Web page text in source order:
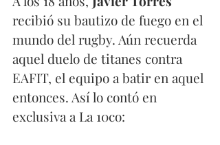
recibió su bautizo de fuego en el
mundo del rugby. Aún recuerda
aquel duelo de titanes contra
EAFIT, el equipo a batir en aquel
entonces. Así lo contó en
exclusiva a La 10co: